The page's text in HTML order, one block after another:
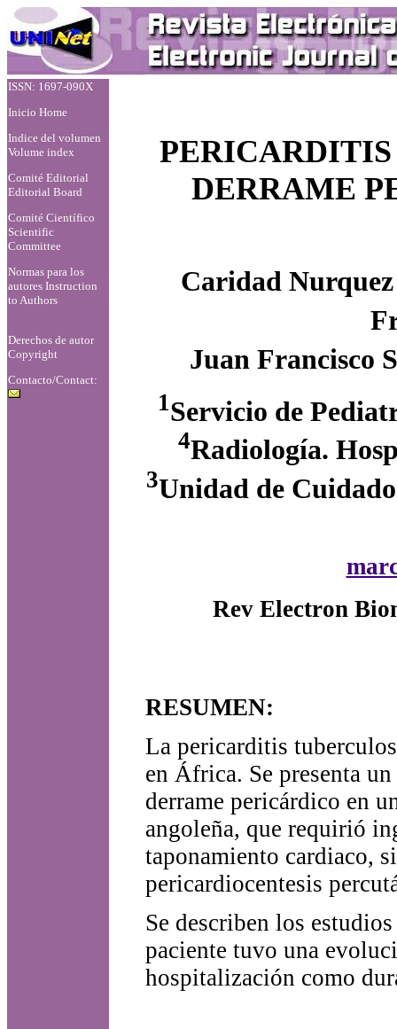
ISSN: 1697-090X
Inicio Home
Indice del volumen
Volume index
Comité Editorial
Editorial Board
Comité Científico
Scientific
Committee
Normas para los
autores Instruction
to Authors
Derechos de autor
Copyright
Contacto/Contact:
DERRAME
Caridad
Juan Francisco
1Servicio de
4Radiología.
3Unidad de
Rev Electron
RESUMEN:
La pericarditis
en África. Se presenta
derrame pericárdico en
angoleña, que requirió
taponamiento cardiaco,
pericardiocentesis
Se describen los
paciente tuvo una
hospitalización como